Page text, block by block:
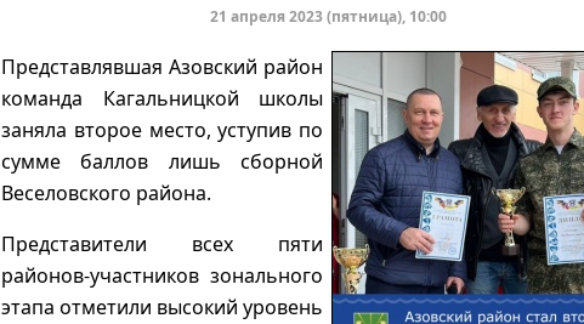
21 апреля 2023 (пятница), 10:00
Представлявшая Азовский район
команда Кагальницкой школы
заняла второе место, уступив по
сумме баллов лишь сборной
Веселовского района.
Представители всех пяти
районов-участников зонального
этапа отметили высокий уровень